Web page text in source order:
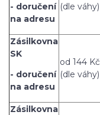
- doručení
na adresu
(dle váhy)
Zásilkovna
SK
- doručení
na adresu
od 144 Kč
(dle váhy)
Zásilkovna